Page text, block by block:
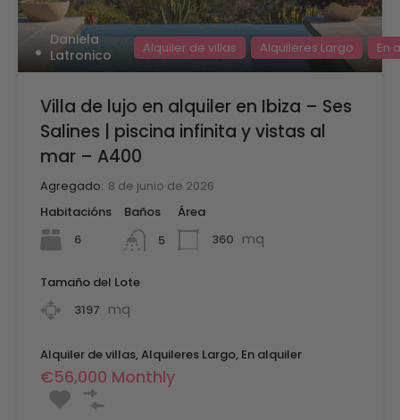
Daniela
Latronico
Alquiler de villas Alquileres Largo En
Villa de lujo en alquiler en Ibiza – Ses
Salines | piscina infinita y vistas al
mar – A400
Agregado: 8 de junio de 2026
Habitacións
6
Baños
5
Área
360 mq
Tamaño del Lote
3197 mq
Alquiler de villas, Alquileres Largo, En alquiler
€56,000 Monthly